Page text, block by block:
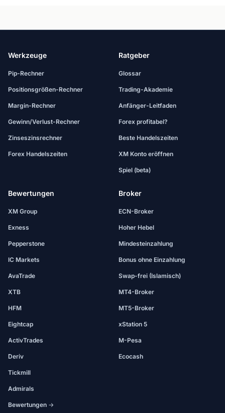
Werkzeuge
Pip-Rechner
Positionsgrößen-Rechner
Margin-Rechner
Gewinn/Verlust-Rechner
Zinseszinsrechner
Forex Handelszeiten
Ratgeber
Glossar
Trading-Akademie
Anfänger-Leitfaden
Forex profitabel?
Beste Handelszeiten
XM Konto eröffnen
Spiel (beta)
Bewertungen
XM Group
Exness
Pepperstone
IC Markets
AvaTrade
XTB
HFM
Eightcap
ActivTrades
Deriv
Tickmill
Admirals
Bewertungen →
Broker
ECN-Broker
Hoher Hebel
Mindesteinzahlung
Bonus ohne Einzahlung
Swap-frei (Islamisch)
MT4-Broker
MT5-Broker
xStation 5
M-Pesa
Ecocash